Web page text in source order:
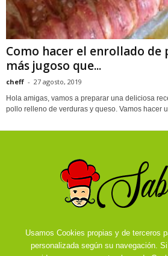
Como hacer el enrollado de
más jugoso que...
cheff - 27 agosto, 2019
Hola amigas, vamos a preparar una deliciosa
pollo relleno de verduras y queso. Vamos hacer
Usamos Cookies propias y de terceros
personalizada según su navegación.